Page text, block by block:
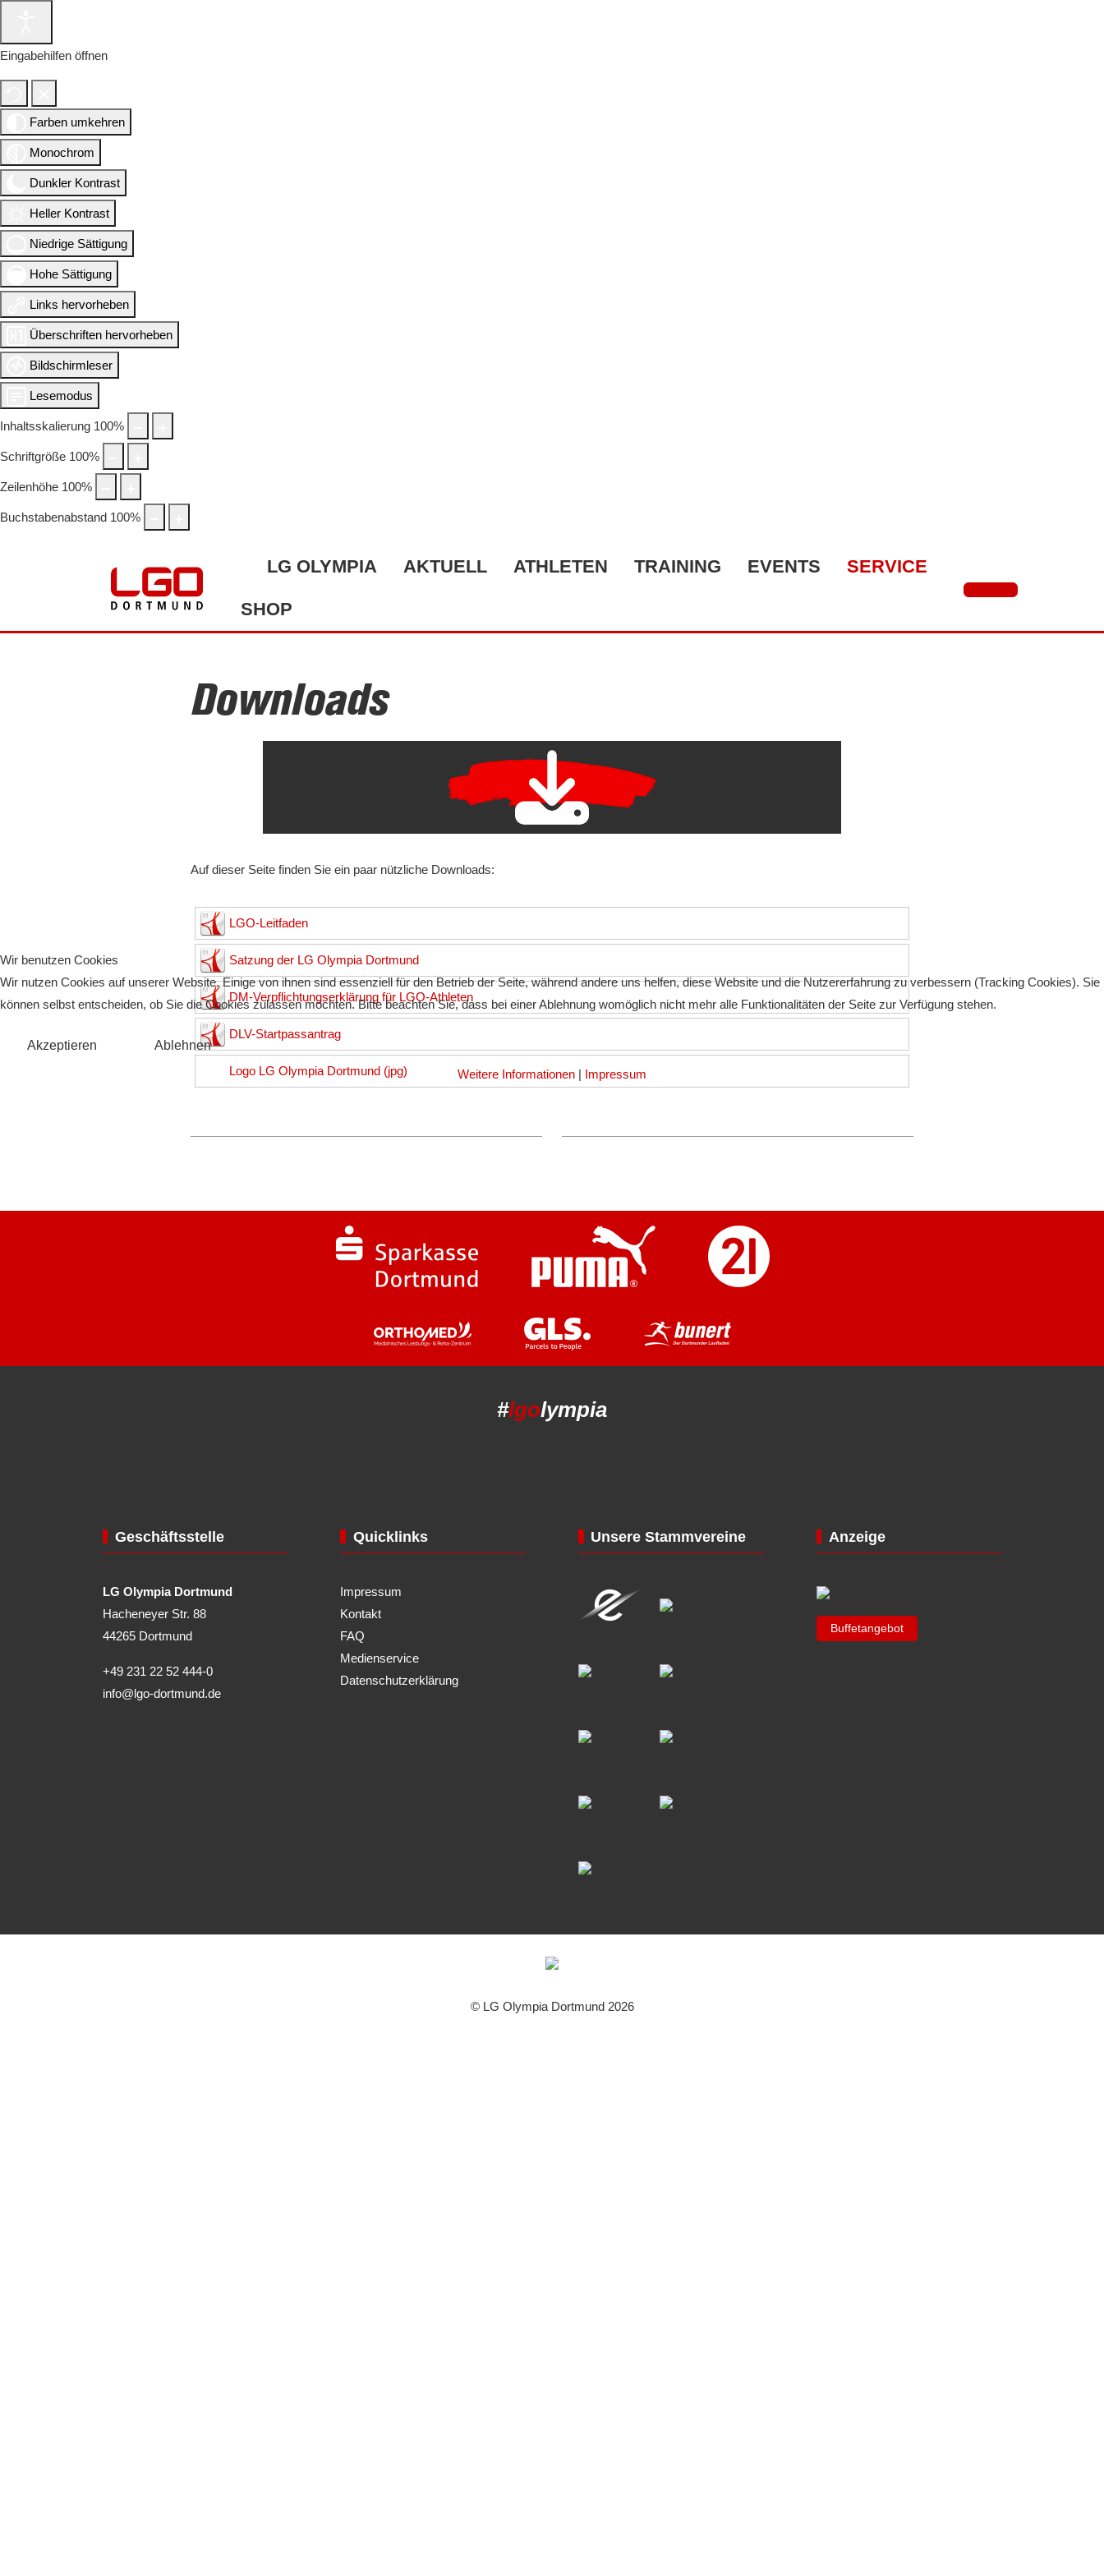
Eingabehilfen öffnen
Farben umkehren
Monochrom
Dunkler Kontrast
Heller Kontrast
Niedrige Sättigung
Hohe Sättigung
Links hervorheben
Überschriften hervorheben
Bildschirmleser
Lesemodus
Inhaltsskalierung 100%
Schriftgröße 100%
Zeilenhöhe 100%
Buchstabenabstand 100%
LG OLYMPIA AKTUELL ATHLETEN TRAINING EVENTS SERVICE
SHOP
Downloads
Auf dieser Seite finden Sie ein paar nützliche Downloads:
LGO-Leitfaden
Satzung der LG Olympia Dortmund
DM-Verpflichtungserklärung für LGO-Athleten
DLV-Startpassantrag
Logo LG Olympia Dortmund (jpg)
#lgolympia
Geschäftsstelle
LG Olympia Dortmund
Hacheneyer Str. 88
44265 Dortmund
+49 231 22 52 444-0
info@lgo-dortmund.de
Quicklinks
Impressum
Kontakt
FAQ
Medienservice
Datenschutzerklärung
Unsere Stammvereine Anzeige
Buffetangebot
© LG Olympia Dortmund 2026
Wir benutzen Cookies
Wir nutzen Cookies auf unserer Website. Einige von ihnen sind essenziell für den Betrieb der Seite, während andere uns helfen, diese Website und die Nutzererfahrung zu verbessern (Tracking Cookies). Sie
können selbst entscheiden, ob Sie die Cookies zulassen möchten. Bitte beachten Sie, dass bei einer Ablehnung womöglich nicht mehr alle Funktionalitäten der Seite zur Verfügung stehen.
Akzeptieren Ablehnen
Weitere Informationen | Impressum